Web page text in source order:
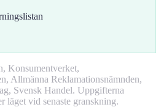
Konsumentverket,
Allmänna Reklamationsnämnden,
Svensk Handel. Uppgifterna
läget vid senaste granskning.